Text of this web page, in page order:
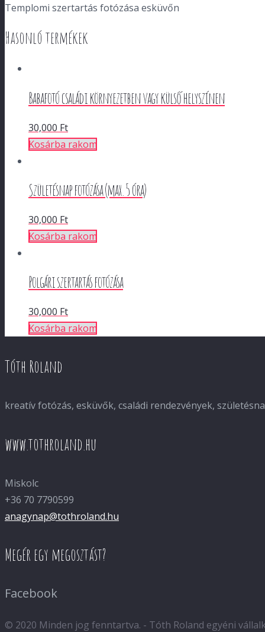
Templomi szertartás fotózása esküvőn
Hasonló termékek
Babafotó családi környezetben vagy külső helyszínen
30,000 Ft
Kosárba rakom
Születésnap fotózása (max. 5 óra)
30,000 Ft
Kosárba rakom
Polgári szertartás fotózása
30,000 Ft
Kosárba rakom
Tóth Roland
kreatív fotózás, esküvők, családi rendezvények,
www.tothroland.hu
Miskolc
+36 70 7790599
anagynap@tothroland.hu
Megér egy megosztást?
Facebook
© 2020 Minden jog fenntartva. - Tóth Roland egyéni